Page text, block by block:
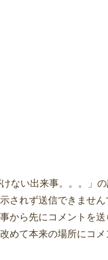
ない出来事。。。」
されず送信できません
から先にコメントを
めて本来の場所にコメ